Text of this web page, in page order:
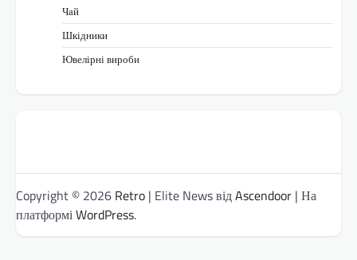
Чай
Шкідники
Ювелірні вироби
Copyright © 2026 Retro | Elite News відAscendoor | На
платформіWordPress.